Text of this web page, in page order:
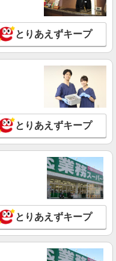
1,034円〜1,174円 【日・
円 ※経験・能力に応じ
外手
額支給） ■昇給・昇格制度
） □賞与あり（年２回） ※
町上島2048 ※ケーズデン
！！
詳細を見る
フ
円 ※経験・能力に応じて
支給） ■昇給・昇格制度あ
目標達成手当 ※全て当
島町上島2048
詳細を見る
とりあえずキープ
とりあえずキープ
とりあえずキープ